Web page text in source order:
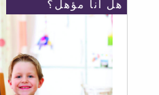
هل أنا مؤهل؟